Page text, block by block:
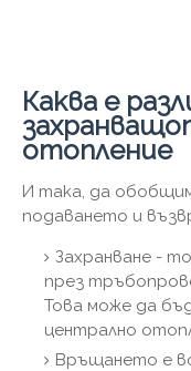
Каква е
отопление
И така, да
подаването и
Захранване -
през
Това може да
централно
Връщането е